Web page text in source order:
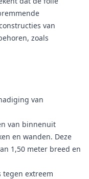
van
zoals
van
van binnenuit
en wanden. Deze
1,50 meter breed en
tegen extreem